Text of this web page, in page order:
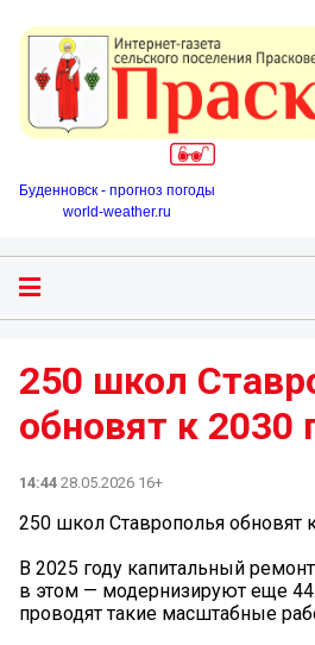
Буденновск - прогноз погоды
world-weather.ru
250 школ
обновят к 2030
14:44 28.05.2026 16+
250 школ Ставрополья обновят
В 2025 году капитальный
в этом — модернизируют еще
проводят такие масштабные